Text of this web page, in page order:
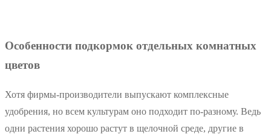
Особенности подкормок отдельных комнатных
цветов
Хотя фирмы-производители выпускают комплексные
удобрения, но всем культурам оно подходит по-разному. Ведь
одни растения хорошо растут в щелочной среде, другие в